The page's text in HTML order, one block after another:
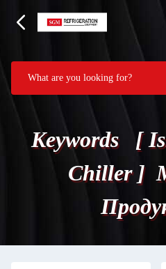
Keywords [
Chiller ]